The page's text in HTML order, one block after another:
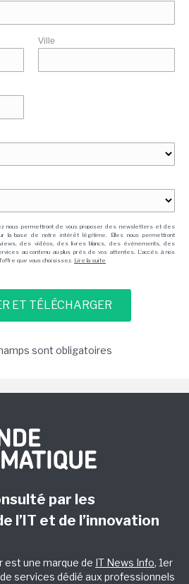
Ville
nous permettront de vous proposer des newsletters et des
la base de notre intérêt légitime. Elles nous permettront
des vidéos, des livres blancs, des événements, des
au contenu au plus près de vos attentes. L'accès à nos
que vous choisissez. Lire la suite
sont obligatoires
par les
l’IT et de l’innovation
une marque de IT News Info, 1er
services dédié aux professionnels